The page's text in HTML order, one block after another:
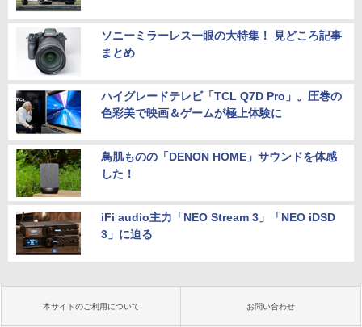
ソニーミラーレス一眼の大特集！ 見どころ記事
まとめ
ハイグレードテレビ「TCL Q7D Pro」。圧巻の
色彩美で映画＆ゲームが極上体験に
鳥肌ものの「DENON HOME」サウンドを体感
した！
iFi audio主力「NEO Stream 3」「NEO iDSD
3」に迫る
本サイトのご利用について お問い合わせ